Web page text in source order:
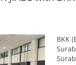
BKK